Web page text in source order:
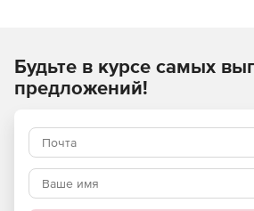
Ключевые возможности EMS Data
Импорт данных в одну или
Будьте в курсе самых
предложений!